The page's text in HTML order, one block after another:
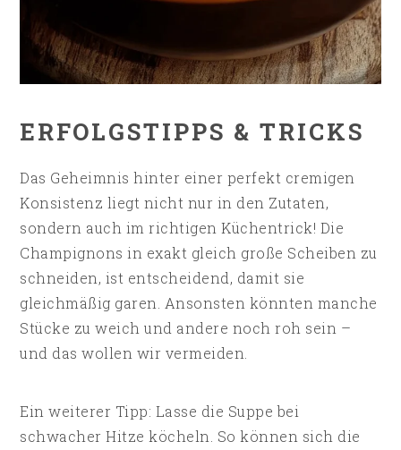
ERFOLGSTIPPS & TRICKS
Das Geheimnis hinter einer perfekt cremigen
Konsistenz liegt nicht nur in den Zutaten,
sondern auch im richtigen Küchentrick! Die
Champignons in exakt gleich große Scheiben zu
schneiden, ist entscheidend, damit sie
gleichmäßig garen. Ansonsten könnten manche
Stücke zu weich und andere noch roh sein –
und das wollen wir vermeiden.
Ein weiterer Tipp: Lasse die Suppe bei
schwacher Hitze köcheln. So können sich die